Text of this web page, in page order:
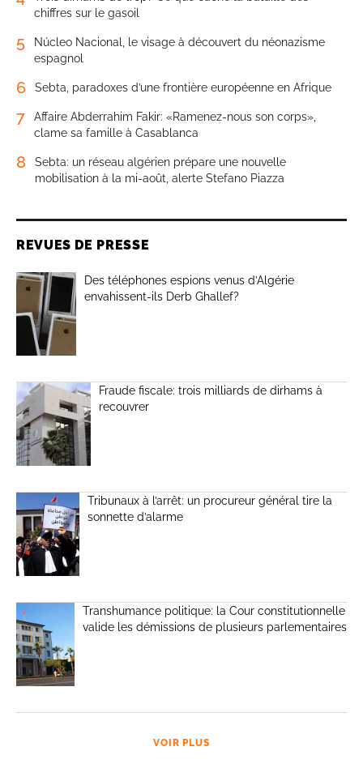
chiffres sur le gasoil
5
Núcleo Nacional, le visage à découvert du néonazisme
espagnol
6 Sebta, paradoxes d’une frontière européenne en Afrique
7
Affaire Abderrahim Fakir: «Ramenez-nous son corps»,
clame sa famille à Casablanca
8
Sebta: un réseau algérien prépare une nouvelle
mobilisation à la mi-août, alerte Stefano Piazza
REVUES DE PRESSE
Des téléphones espions venus d’Algérie
envahissent-ils Derb Ghallef?
Fraude fiscale: trois milliards de dirhams à
recouvrer
Tribunaux à l’arrêt: un procureur général tire la
sonnette d’alarme
Transhumance politique: la Cour constitutionnelle
valide les démissions de plusieurs parlementaires
VOIR PLUS